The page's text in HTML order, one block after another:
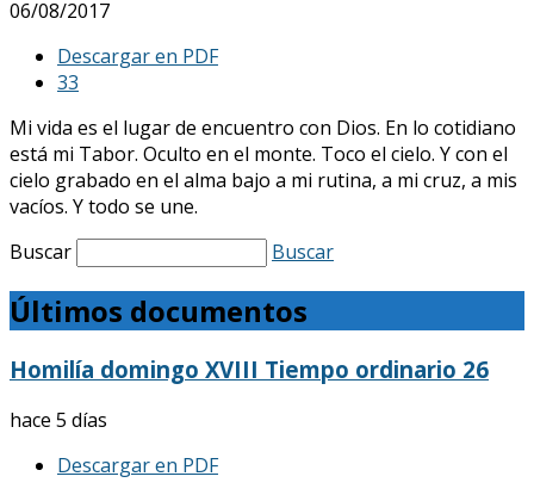
06/08/2017
Descargar en PDF
33
Mi vida es el lugar de encuentro con Dios. En lo cotidiano
está mi Tabor. Oculto en el monte. Toco el cielo. Y con el
cielo grabado en el alma bajo a mi rutina, a mi cruz, a mis
vacíos. Y todo se une.
Buscar
Buscar
Últimos documentos
Homilía domingo XVIII Tiempo ordinario 26
hace 5 días
Descargar en PDF